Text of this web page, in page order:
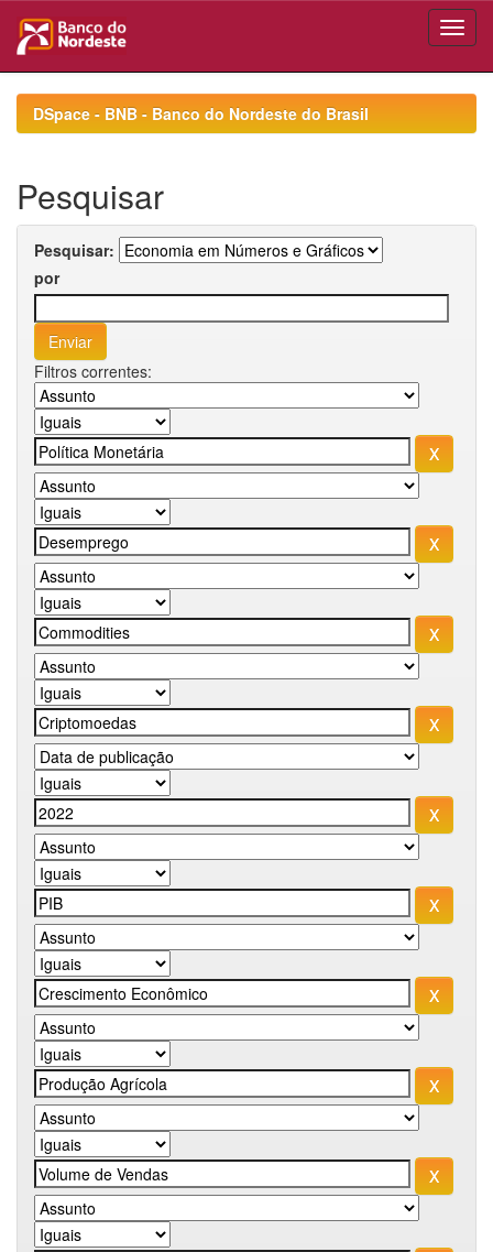
navigationDSpace - BNB - Banco do Nordeste do Brasil
Pesquisar
Pesquisar:
por
Filtros correntes: